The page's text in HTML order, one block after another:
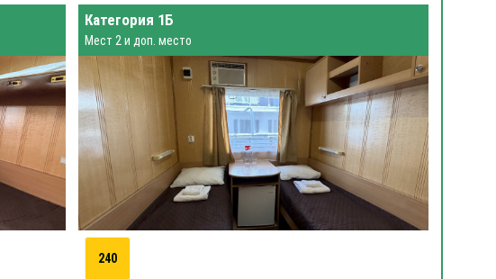
Категория 1Б
Мест 2 и доп. место
240